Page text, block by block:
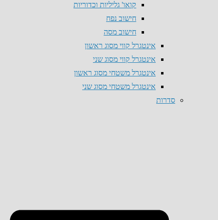
קואו' גליליות וכדוריות
חישוב נפח
חישוב מסה
אינטגרל קווי מסוג ראשון
אינטגרל קווי מסוג שני
אינטגרל משטחי מסוג ראשון
אינטגרל משטחי מסוג שני
סדרות